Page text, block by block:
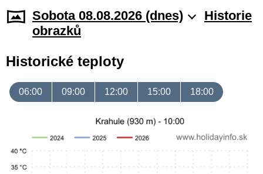
Sobota 08.08.2026 (dnes)
Historie
obrazků
Historické teploty
06:00 09:00 12:00 15:00 18:00